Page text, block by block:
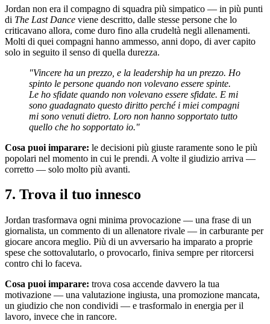
Jordan non era il compagno di squadra più simpatico — in più punti
di The Last Dance viene descritto, dalle stesse persone che lo
criticavano allora, come duro fino alla crudeltà negli allenamenti.
Molti di quei compagni hanno ammesso, anni dopo, di aver capito
solo in seguito il senso di quella durezza.
"Vincere ha un prezzo, e la leadership ha un prezzo. Ho
spinto le persone quando non volevano essere spinte.
Le ho sfidate quando non volevano essere sfidate. E mi
sono guadagnato questo diritto perché i miei compagni
mi sono venuti dietro. Loro non hanno sopportato tutto
quello che ho sopportato io."
Cosa puoi imparare: le decisioni più giuste raramente sono le più
popolari nel momento in cui le prendi. A volte il giudizio arriva —
corretto — solo molto più avanti.
7. Trova il tuo innesco
Jordan trasformava ogni minima provocazione — una frase di un
giornalista, un commento di un allenatore rivale — in carburante per
giocare ancora meglio. Più di un avversario ha imparato a proprie
spese che sottovalutarlo, o provocarlo, finiva sempre per ritorcersi
contro chi lo faceva.
Cosa puoi imparare: trova cosa accende davvero la tua
motivazione — una valutazione ingiusta, una promozione mancata,
un giudizio che non condividi — e trasformalo in energia per il
lavoro, invece che in rancore.